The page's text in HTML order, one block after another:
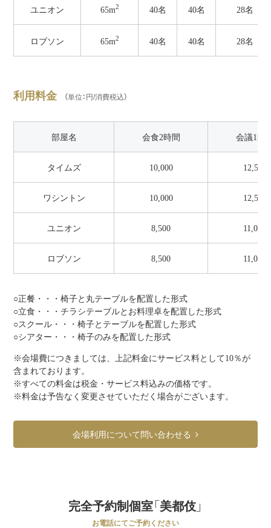
ユニオン 65m2 40名 40名 28名
ロブソン 65m2 40名 40名 28名
利用料金 （単位：円/消費税込）
部屋名 会食2時間 会議1時
タイムズ 10,000 12,500
ワシントン 10,000 12,500
ユニオン 8,500 11,000
ロブソン 8,500 11,000
○正餐・・・椅子と丸テーブルを配置した形式
○立食・・・チラシテーブルとお料理卓を配置した形式
○スクール・・・椅子とテーブルを配置した形式
○シアター・・・椅子のみを配置した形式
※会場費につきましては、上記料金にサービス料として10％が
含まれております。
※すべての料金は税金・サービス料込みの価格です。
※料金は予告なく変更させていただく場合がございます。
会場利用について問い合わせる
完全予約制個室「美都伎」
お電話にてご予約ください